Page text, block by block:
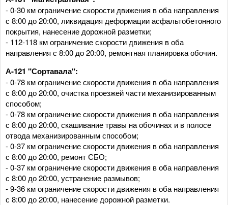
- 0-30 км ограничение скорости движения в оба направления
с 8:00 до 20:00, ликвидация деформации асфальтобетонного
покрытия, нанесение дорожной разметки;
- 112-118 км ограничение скорости движения в оба
направления с 8:00 до 20:00, ремонтная планировка обочин.
А-121 "Сортавала":
- 0-78 км ограничение скорости движения в оба направления
с 8:00 до 20:00, очистка проезжей части механизированным
способом;
- 0-78 км ограничение скорости движения в оба направления
с 8:00 до 20:00, скашивание травы на обочинах и в полосе
отвода механизированным способом;
- 0-37 км ограничение скорости движения в оба направления
с 8:00 до 20:00, ремонт СБО;
- 0-37 км ограничение скорости движения в оба направления
с 8:00 до 20:00, устранение размывов;
- 9-36 км ограничение скорости движения в оба направления
с 8:00 до 20:00, нанесение дорожной разметки.